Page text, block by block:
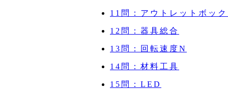
11問：アウトレットボッ
12問：器具総合
13問：回転速度N
14問：材料工具
15問：LED